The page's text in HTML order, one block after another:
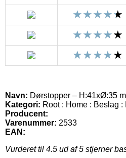
Navn: Dørstopper – H:41xØ:35
Kategori: Root : Home : Beslag
Producent:
Varenummer: 2533
EAN:
Vurderet til 4.5 ud af 5 stjerner